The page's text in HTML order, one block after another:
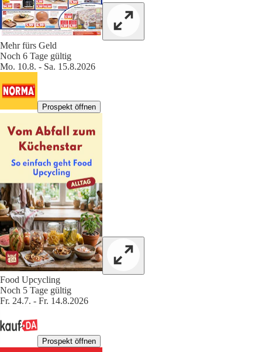
Mehr fürs Geld
Noch 6 Tage gültig
Mo. 10.8. - Sa. 15.8.2026
Prospekt öffnen
Food Upcycling
Noch 5 Tage gültig
Fr. 24.7. - Fr. 14.8.2026
Prospekt öffnen